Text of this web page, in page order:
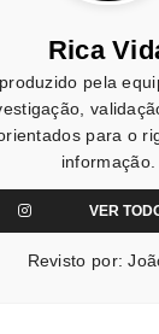
Rica
pela
para o
informação.
VER
Revisto por: